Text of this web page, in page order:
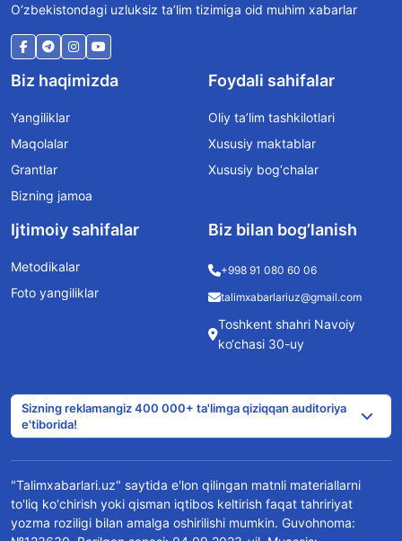
O‘zbekistondagi uzluksiz ta’lim tizimiga oid muhim xabarlar
Biz haqimizda
Yangiliklar
Maqolalar
Grantlar
Bizning jamoa
Foydali sahifalar
Oliy ta’lim tashkilotlari
Xususiy maktablar
Xususiy bog‘chalar
Ijtimoiy sahifalar
Metodikalar
Foto yangiliklar
Biz bilan bog’lanish
+998 91 080 60 06
talimxabarlariuz@gmail.com
Toshkent shahri Navoiy
ko‘chasi 30-uy
Sizning reklamangiz 400 000+ ta'limga qiziqqan auditoriya
e'tiborida!
"Talimxabarlari.uz" saytida e'lon qilingan matnli materiallarni
to'liq ko'chirish yoki qisman iqtibos keltirish faqat tahririyat
yozma roziligi bilan amalga oshirilishi mumkin. Guvohnoma: